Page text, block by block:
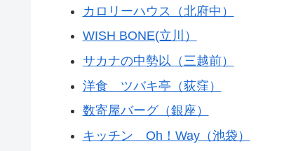
カロリーハウス（北府中）
WISH BONE(立川）
サカナの中勢以（三越前）
洋食 ツバキ亭（荻窪）
数寄屋バーグ（銀座）
キッチン Oh！Way（池袋）